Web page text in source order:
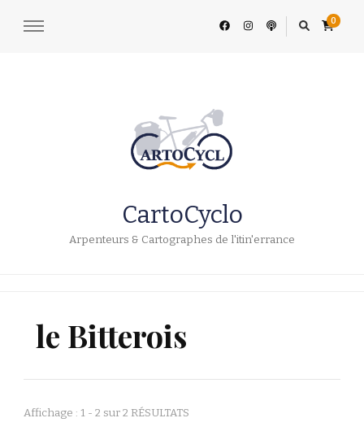
0
CartoCyclo
Arpenteurs & Cartographes de l'itin'errance
le Bitterois
Affichage : 1 - 2 sur 2 RÉSULTATS